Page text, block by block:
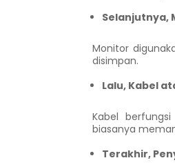
Selanjutnya,
Monitor
disimpan.
Lalu, Kabel
Kabel
biasanya
Terakhir,